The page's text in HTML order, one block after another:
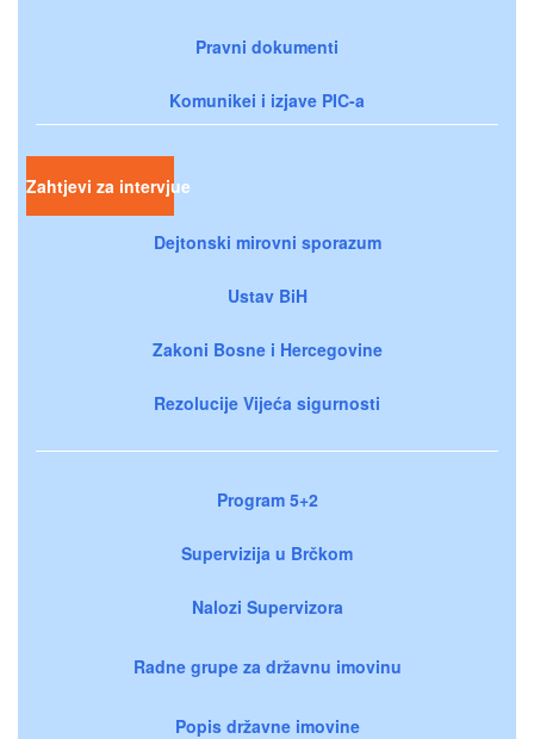
Pravni dokumenti
Komunikei i izjave PIC-a
Zahtjevi za intervjue
Dejtonski mirovni sporazum
Ustav BiH
Zakoni Bosne i Hercegovine
Rezolucije Vijeća sigurnosti
Program 5+2
Supervizija u Brčkom
Nalozi Supervizora
Radne grupe za državnu imovinu
Popis državne imovine